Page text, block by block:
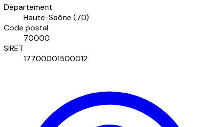
Département
Haute-Saône (70)
Code postal
70000
SIRET
17700001500012